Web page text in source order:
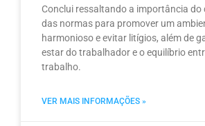
Conclui ressaltando a importância
das normas para promover um
harmonioso e evitar litígios, além de
estar do trabalhador e o equilíbrio
trabalho.
VER MAIS INFORMAÇÕES »